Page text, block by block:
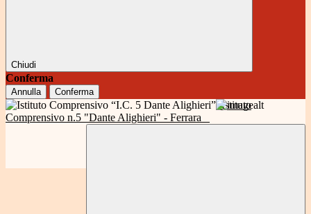
Chiudi
Conferma
Annulla Conferma
Istituto
Comprensivo n.5 "Dante Alighieri" - Ferrara